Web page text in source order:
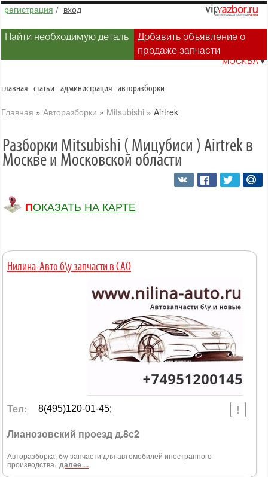
регистрация / вход
Найти необходимую деталь
Добавить объявление о
продаже запчасти
МОСКВА▼
главная статьи администрация авторазборки
Главная » Авторазборки » Mitsubishi » Airtrek
Разборки Mitsubishi ( Мицубиси ) Airtrek в
Москве и Московской области
ПОКАЗАТЬ НА КАРТЕ
Нилина-Авто б\у запчасти в САО
Тел: 8(495)120-01-45;
Лианозовский проезд д.8с2
Авторазборка, б\у запчасти для автомобилей иностранного
производства. далее ...